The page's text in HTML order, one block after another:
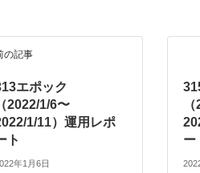
の記事
エポック
（2022/1/6〜
1/11）運用レポ
ト
年1月6日
ー